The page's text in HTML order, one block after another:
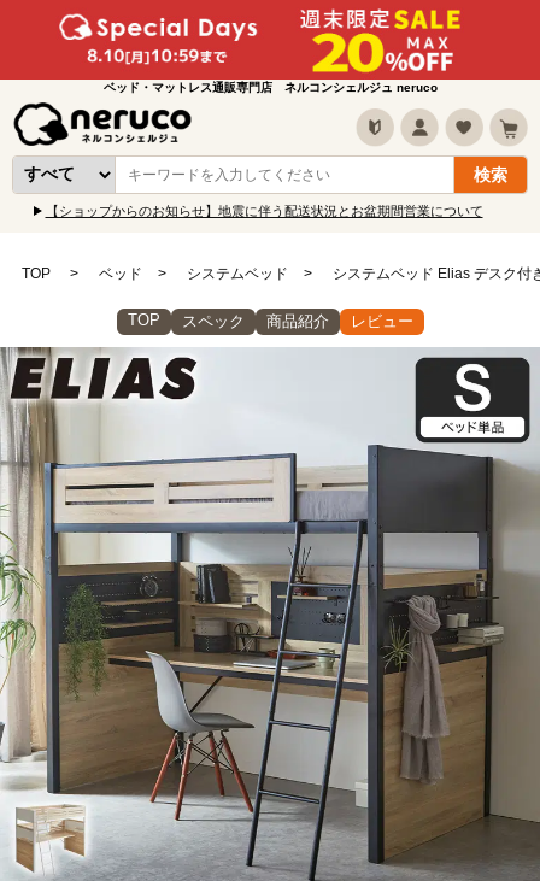
ベッド・マットレス通販専門店 ネルコンシェルジュ neruco
【ショップからのお知らせ】地震に伴う配送状況とお盆期間営業について
TOP ベッド システムベッド システムベッド Elias デスク付
TOP スペック 商品紹介 レビュー